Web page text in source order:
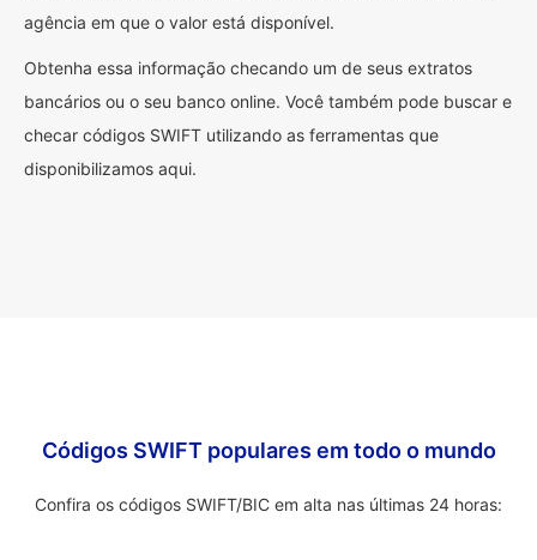
agência em que o valor está disponível.
Obtenha essa informação checando um de seus extratos
bancários ou o seu banco online. Você também pode buscar e
checar códigos SWIFT utilizando as ferramentas que
disponibilizamos aqui.
Códigos SWIFT populares em todo o mundo
Confira os códigos SWIFT/BIC em alta nas últimas 24 horas: